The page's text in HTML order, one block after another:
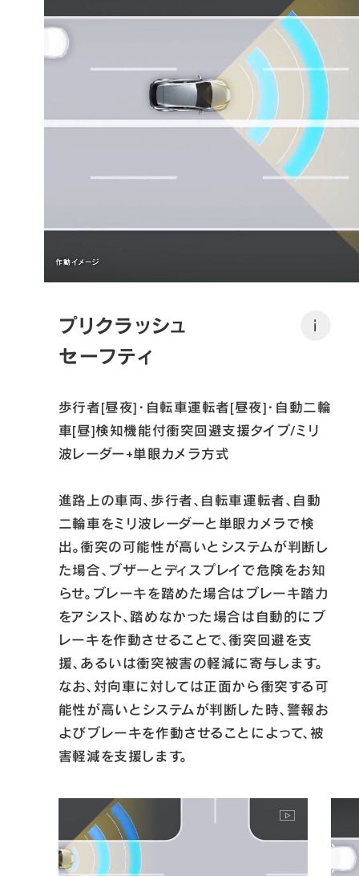
プリクラッシュ
セーフティ
i
歩行者[昼夜]・自転車運転者[昼夜]・自動二輪
車[昼]検知機能付衝突回避支援タイプ/ミリ
波レーダー+単眼カメラ方式
進路上の車両、歩行者、自転車運転者、自動
二輪車をミリ波レーダーと単眼カメラで検
出。衝突の可能性が高いとシステムが判断し
た場合、ブザーとディスプレイで危険をお知
らせ。ブレーキを踏めた場合はブレーキ踏力
をアシスト、踏めなかった場合は自動的にブ
レーキを作動させることで、衝突回避を支
援、あるいは衝突被害の軽減に寄与します。
なお、対向車に対しては正面から衝突する可
能性が高いとシステムが判断した時、警報お
よびブレーキを作動させることによって、被
害軽減を支援します。